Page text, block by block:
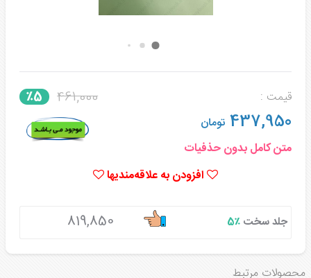
قیمت : 461,000 ٪5
437,950 تومان
متن کامل بدون حذفیات
افزودن به علاقه‌مندیها
جلد سخت ٪5 819,850
محصولات مرتبط